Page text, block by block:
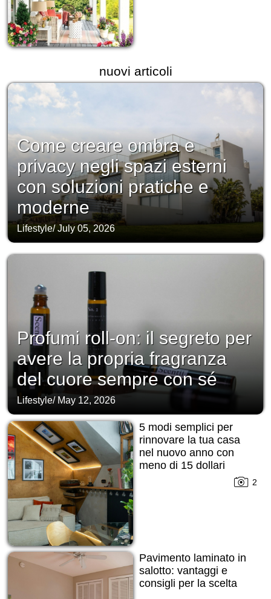
nuovi articoli
Come creare ombra e
privacy negli spazi esterni
con soluzioni pratiche e
moderne
Lifestyle/July 05, 2026
Profumi roll-on: il segreto per
avere la propria fragranza
del cuore sempre con sé
Lifestyle/ May 12, 2026
5 modi semplici per
rinnovare la tua casa
nel nuovo anno con
meno di 15 dollari
2
Pavimento laminato in
salotto: vantaggi e
consigli per la scelta